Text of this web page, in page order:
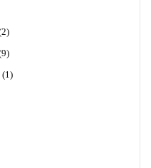
22
99
11